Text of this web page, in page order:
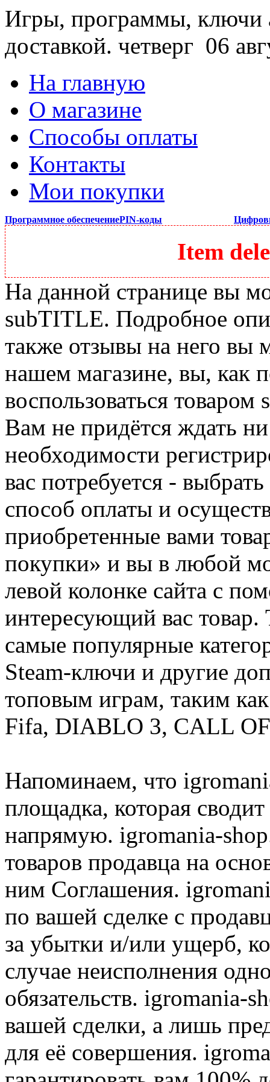
Игры, программы, ключи
доставкой. четверг 06
На главную
О магазине
Способы оплаты
Контакты
Мои покупки
Программное обеспечениеPIN-коды
Item
На данной странице вы
subTITLE. Подробное
также отзывы на него вы
нашем магазине, вы, как
воспользоваться
Вам не придётся ждать
необходимости
вас потребуется -
способ оплаты и
приобретенные вами
покупки» и вы в любой
левой колонке сайта с
интересующий вас
самые популярные
Steam-ключи и другие
топовым играм, таким
Fifa, DIABLO 3, CALL
Напоминаем, что
площадка, которая
напрямую. igromania-
товаров продавца на
ним Соглашения.
по вашей сделке с
за убытки и/или ущерб,
случае неисполнения
обязательств. igromania-
вашей сделки, а лишь
для её совершения.